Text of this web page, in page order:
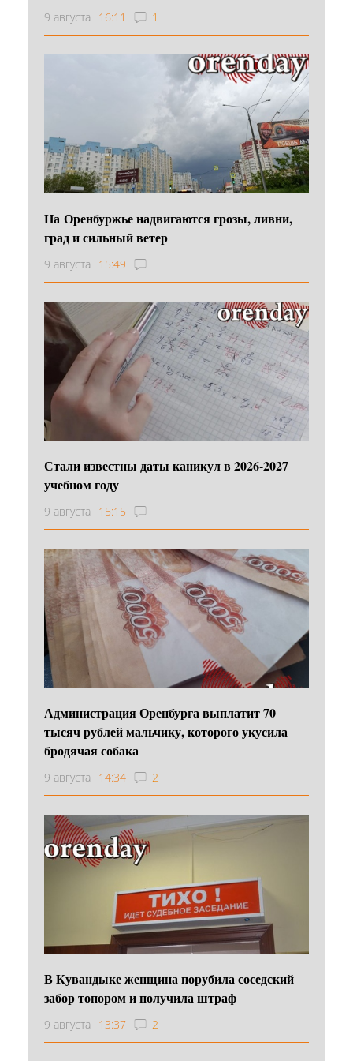
9 августа 16:11 1
На Оренбуржье надвигаются грозы, ливни,
град и сильный ветер
9 августа 15:49
Стали известны даты каникул в 2026-2027
учебном году
9 августа 15:15
Администрация Оренбурга выплатит 70
тысяч рублей мальчику, которого укусила
бродячая собака
9 августа 14:34 2
В Кувандыке женщина порубила соседский
забор топором и получила штраф
9 августа 13:37 2